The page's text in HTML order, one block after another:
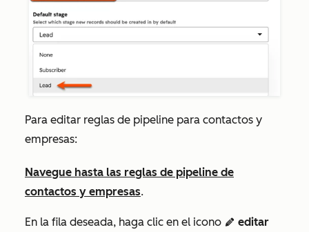
Para editar reglas de pipeline para contactos y
empresas:
Navegue hasta las reglas de pipeline de
contactos y empresas.
En la fila deseada, haga clic en el icono edit editar